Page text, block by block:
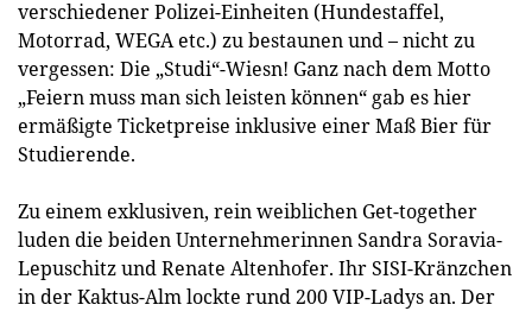
verschiedener Polizei-Einheiten (Hundestaffel,
Motorrad, WEGA etc.) zu bestaunen und – nicht zu
vergessen: Die „Studi“-Wiesn! Ganz nach dem Motto
„Feiern muss man sich leisten können“ gab es hier
ermäßigte Ticketpreise inklusive einer Maß Bier für
Studierende.
Zu einem exklusiven, rein weiblichen Get-together
luden die beiden Unternehmerinnen Sandra Soravia-
Lepuschitz und Renate Altenhofer. Ihr SISI-Kränzchen
in der Kaktus-Alm lockte rund 200 VIP-Ladys an. Der